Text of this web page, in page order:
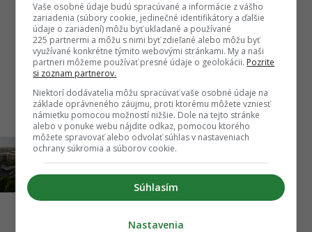
Odborníci chvália súťaž, lokalita vyvoláva
otázniky
Tretia etapa Westparku
zmenila výzor, majiteľa a
napreduje vo výstavbe
Vaše osobné údaje budú spracúvané a informácie z vášho
zariadenia (súbory cookie, jedinečné identifikátory a ďalšie
údaje o zariadení) môžu byť ukladané a používané
225 partnermi a môžu s nimi byť zdieľané alebo môžu byť
využívané konkrétne týmito webovými stránkami. My a naši
partneri môžeme používať presné údaje o geolokácii. Pozrite
si zoznam partnerov.
Niektorí dodávatelia môžu spracúvať vaše osobné údaje na
základe oprávneného záujmu, proti ktorému môžete vzniesť
námietku pomocou možností nižšie. Dole na tejto stránke
alebo v ponuke webu nájdite odkaz, pomocou ktorého
môžete spravovať alebo odvolať súhlas v nastaveniach
ochrany súkromia a súborov cookie.
Súhlasím
Nastavenia